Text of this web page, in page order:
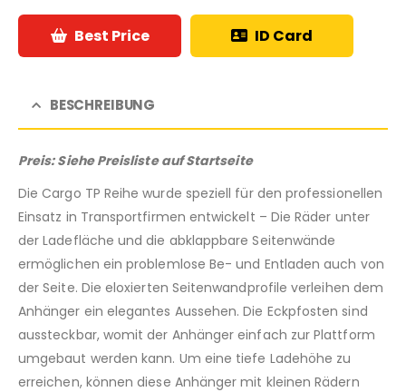
Best Price ID Card
BESCHREIBUNG
Preis: Siehe Preisliste auf Startseite
Die Cargo TP Reihe wurde speziell für den professionellen
Einsatz in Transportfirmen entwickelt – Die Räder unter
der Ladefläche und die abklappbare Seitenwände
ermöglichen ein problemlose Be- und Entladen auch von
der Seite. Die eloxierten Seitenwandprofile verleihen dem
Anhänger ein elegantes Aussehen. Die Eckpfosten sind
aussteckbar, womit der Anhänger einfach zur Plattform
umgebaut werden kann. Um eine tiefe Ladehöhe zu
erreichen, können diese Anhänger mit kleinen Rädern